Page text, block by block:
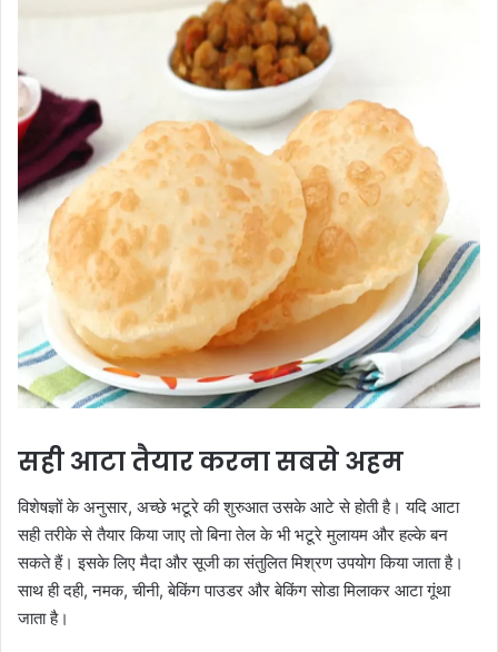
सही आटा तैयार करना सबसे अहम
विशेषज्ञों के अनुसार, अच्छे भटूरे की शुरुआत उसके आटे से होती है। यदि आटा
सही तरीके से तैयार किया जाए तो बिना तेल के भी भटूरे मुलायम और हल्के बन
सकते हैं। इसके लिए मैदा और सूजी का संतुलित मिश्रण उपयोग किया जाता है।
साथ ही दही, नमक, चीनी, बेकिंग पाउडर और बेकिंग सोडा मिलाकर आटा गूंथा
जाता है।